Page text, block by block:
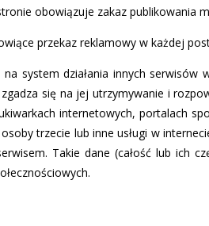
obowiązuje zakaz publikowania
przekaz reklamowy w każdej
na system działania innych
się na jej utrzymywanie i
internetowych, portalach
trzecie lub inne usługi w
Takie dane (całość lub ich